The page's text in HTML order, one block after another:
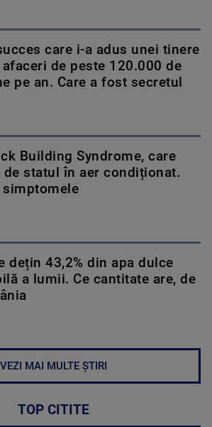
care i-a adus unei tinere
de peste 120.000 de
pe an. Care a fost secretul
Building Syndrome, care
de statul în aer condiționat.
simptomele
dețin 43,2% din apa dulce
a lumii. Ce cantitate are, de
VEZI MAI MULTE ȘTIRI
TOP CITITE